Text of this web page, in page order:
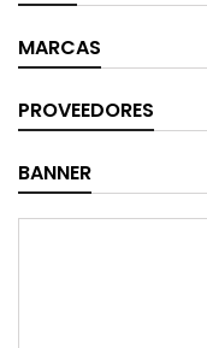
MARCAS
PROVEEDORES
BANNER